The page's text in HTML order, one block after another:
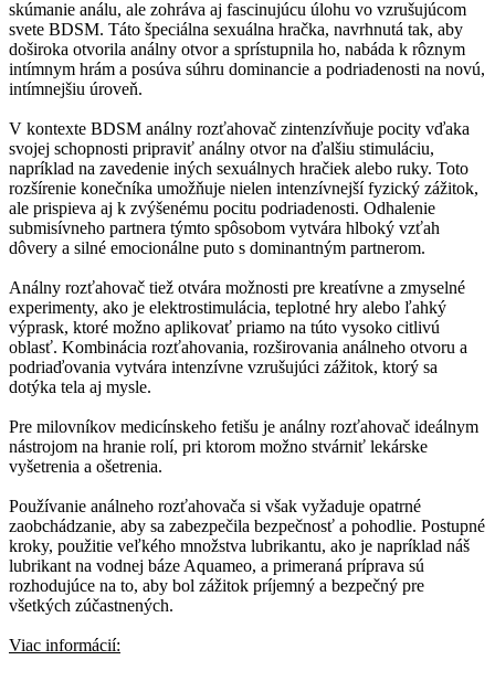
skúmanie análu, ale zohráva aj fascinujúcu úlohu vo vzrušujúcom
svete BDSM. Táto špeciálna sexuálna hračka, navrhnutá tak, aby
doširoka otvorila análny otvor a sprístupnila ho, nabáda k rôznym
intímnym hrám a posúva súhru dominancie a podriadenosti na novú,
intímnejšiu úroveň.
V kontexte BDSM análny rozťahovač zintenzívňuje pocity vďaka
svojej schopnosti pripraviť análny otvor na ďalšiu stimuláciu,
napríklad na zavedenie iných sexuálnych hračiek alebo ruky. Toto
rozšírenie konečníka umožňuje nielen intenzívnejší fyzický zážitok,
ale prispieva aj k zvýšenému pocitu podriadenosti. Odhalenie
submisívneho partnera týmto spôsobom vytvára hlboký vzťah
dôvery a silné emocionálne puto s dominantným partnerom.
Análny rozťahovač tiež otvára možnosti pre kreatívne a zmyselné
experimenty, ako je elektrostimulácia, teplotné hry alebo ľahký
výprask, ktoré možno aplikovať priamo na túto vysoko citlivú
oblasť. Kombinácia rozťahovania, rozširovania análneho otvoru a
podriaďovania vytvára intenzívne vzrušujúci zážitok, ktorý sa
dotýka tela aj mysle.
Pre milovníkov medicínskeho fetišu je análny rozťahovač ideálnym
nástrojom na hranie rolí, pri ktorom možno stvárniť lekárske
vyšetrenia a ošetrenia.
Používanie análneho rozťahovača si však vyžaduje opatrné
zaobchádzanie, aby sa zabezpečila bezpečnosť a pohodlie. Postupné
kroky, použitie veľkého množstva lubrikantu, ako je napríklad náš
lubrikant na vodnej báze Aquameo, a primeraná príprava sú
rozhodujúce na to, aby bol zážitok príjemný a bezpečný pre
všetkých zúčastnených.
Viac informácií: